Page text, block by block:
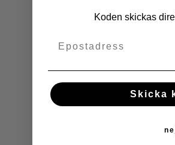
Koden skickas
Skicka